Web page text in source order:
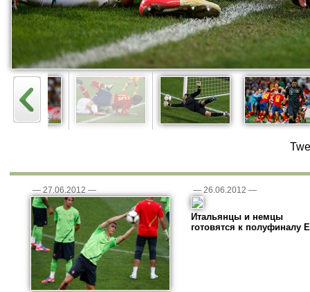
— 27.06.2012 — — 26.06.2012 —
Итальянцы и немцы
готовятся к полуфиналу